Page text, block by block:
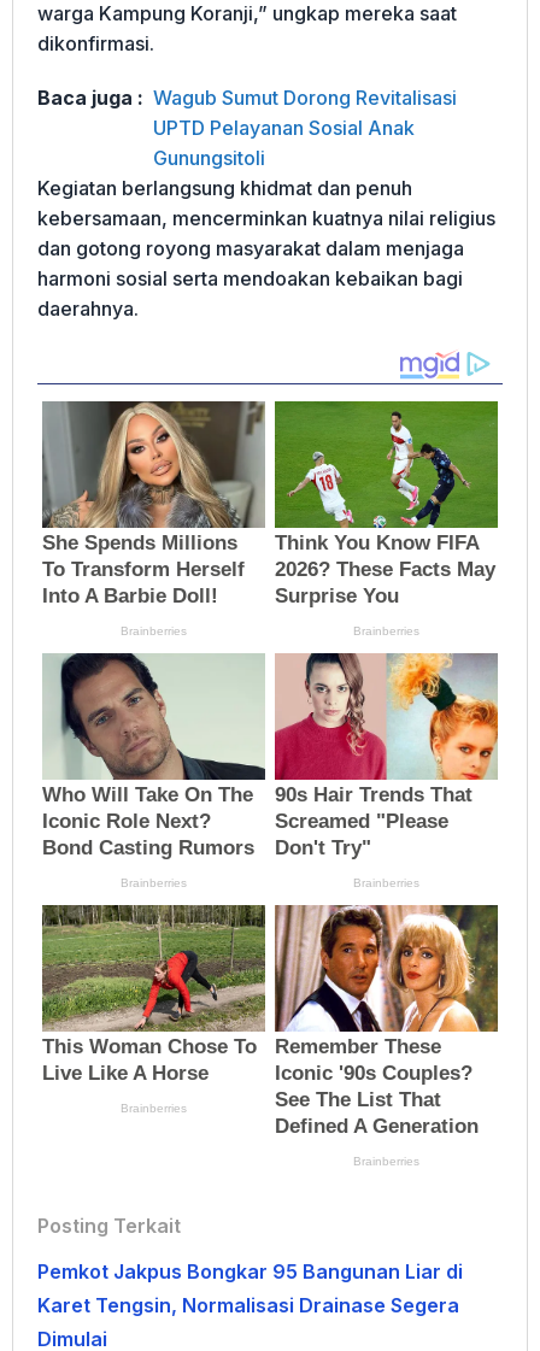
warga Kampung Koranji,” ungkap mereka saat
dikonfirmasi.
Baca juga : Wagub Sumut Dorong Revitalisasi
UPTD Pelayanan Sosial Anak
Gunungsitoli
Kegiatan berlangsung khidmat dan penuh
kebersamaan, mencerminkan kuatnya nilai religius
dan gotong royong masyarakat dalam menjaga
harmoni sosial serta mendoakan kebaikan bagi
daerahnya.
Posting Terkait
Pemkot Jakpus Bongkar 95 Bangunan Liar di
Karet Tengsin, Normalisasi Drainase Segera
Dimulai